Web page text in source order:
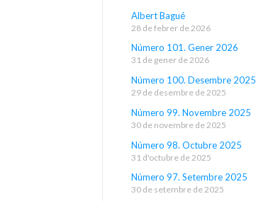
Albert Bagué
28 de febrer de 2026
Número 101. Gener 2026
31 de gener de 2026
Número 100. Desembre 2025
29 de desembre de 2025
Número 99. Novembre 2025
30 de novembre de 2025
Número 98. Octubre 2025
31 d'octubre de 2025
Número 97. Setembre 2025
30 de setembre de 2025